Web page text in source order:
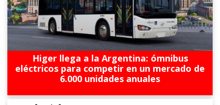
Higer llega a la Argentina: ómnibus
eléctricos para competir en un mercado de
6.000 unidades anuales